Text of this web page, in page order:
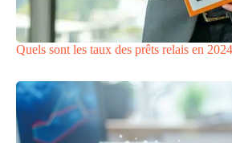
Quels sont les taux des prêts relais en